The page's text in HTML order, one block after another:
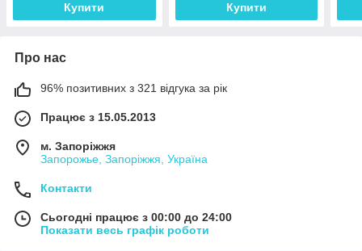
Купити Купити
Про нас
96% позитивних з 321 відгука за рік
Працює з 15.05.2013
м. Запоріжжя
Запорожье, Запоріжжя, Україна
Контакти
Сьогодні працює з 00:00 до 24:00
Показати весь графік роботи